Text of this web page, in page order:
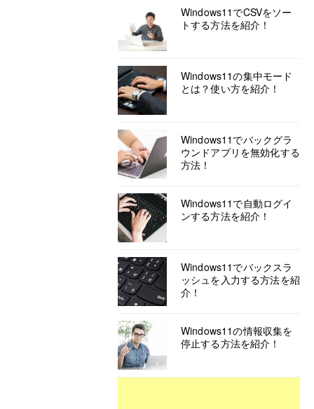
Windows11でCSVをソー
トする方法を紹介！
Windows11の集中モード
とは？使い方を紹介！
Windows11でバックグラ
ウンドアプリを無効化する
方法！
Windows11で自動ログイ
ンする方法を紹介！
Windows11でバックスラ
ッシュを入力する方法を紹
介！
Windows11の情報収集を
停止する方法を紹介！